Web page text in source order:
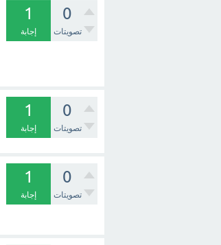
0
تصويتات
1
إجابة
0
تصويتات
1
إجابة
0
تصويتات
1
إجابة